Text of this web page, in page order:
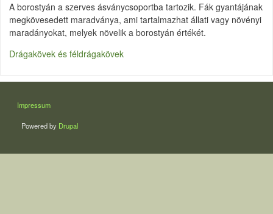
A borostyán a szerves ásványcsoportba tartozik. Fák gyantájának
megkövesedett maradványa, ami tartalmazhat állati vagy növényi
maradányokat, melyek növelik a borostyán értékét.
Drágakövek és féldrágakövek
LÁBLÉC
Impressum
Powered by Drupal